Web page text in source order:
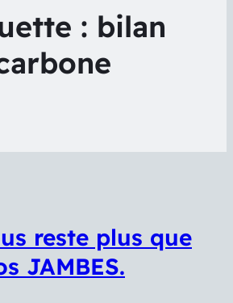
: bilan
reste plus que
JAMBES.